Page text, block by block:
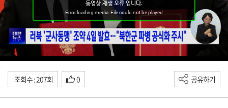
조회수 : 207회 0 공유하기